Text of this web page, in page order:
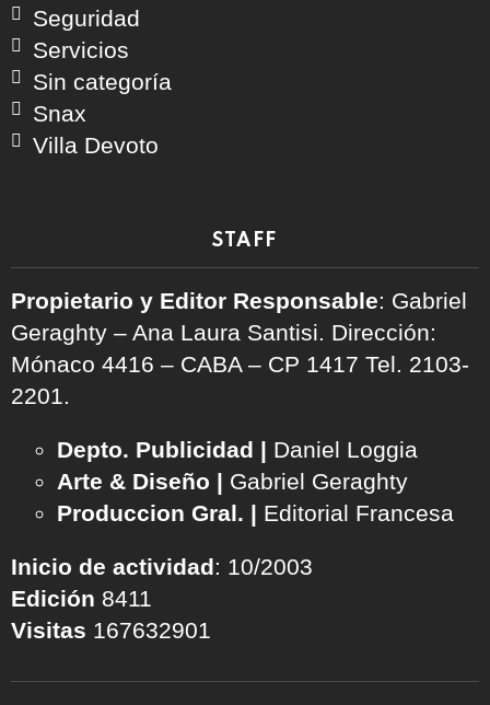
Seguridad
Servicios
Sin categoría
Snax
Villa Devoto
STAFF
Propietario y Editor Responsable: Gabriel
Geraghty – Ana Laura Santisi. Dirección:
Mónaco 4416 – CABA – CP 1417 Tel. 2103-
2201.
Depto. Publicidad | Daniel Loggia
Arte & Diseño | Gabriel Geraghty
Produccion Gral. | Editorial Francesa
Inicio de actividad: 10/2003
Edición 8411
Visitas 167632901